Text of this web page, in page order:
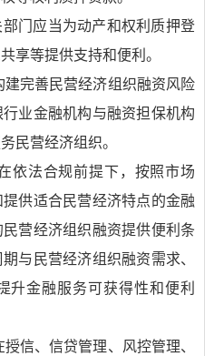
门应当为动产和权利质押登
享等提供支持和便利。
建完善民营经济组织融资风险
业金融机构与融资担保机构
民营经济组织。
依法合规前提下，按照市场
供适合民营经济特点的金融
营经济组织融资提供便利条
与民营经济组织融资需求、
升金融服务可获得性和便利
信、信贷管理、风控管理、